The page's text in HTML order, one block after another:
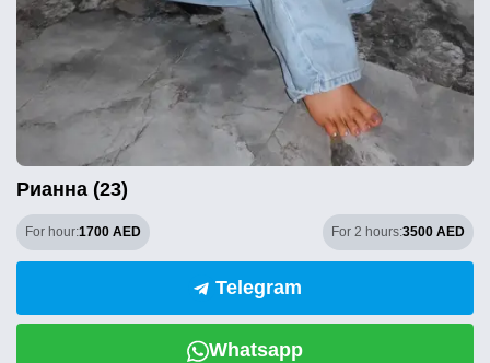
Рианна (23)
For hour:1700 AED For 2 hours:3500 AED
Telegram
Whatsapp